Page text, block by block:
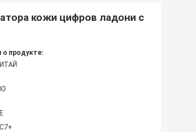
кожи цифров ладони с
продукте: